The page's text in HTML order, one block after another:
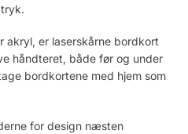
er laserskårne bordkort
håndteret, både før og under
bordkortene med hjem som
for design næsten